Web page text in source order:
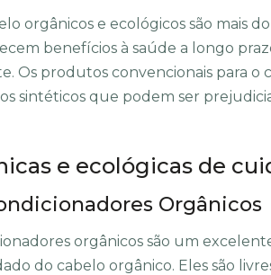
orgânicos e ecológicos são mais
benefícios à saúde a longo
Os produtos convencionais para o
sintéticos que podem ser
e ecológicas de
Orgânicos
orgânicos são um
do cabelo orgânico. Eles são